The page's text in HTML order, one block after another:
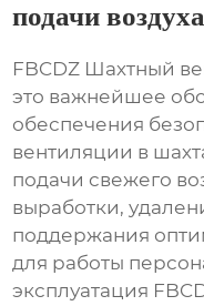
подачи воздуха
FBCDZ Шахтный
это важнейшее
обеспечения
вентиляции в
подачи свежего
выработки,
поддержания
для работы
эксплуатация